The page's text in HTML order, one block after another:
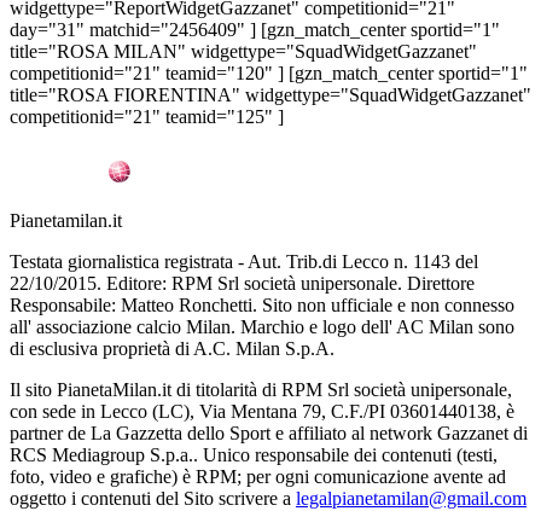
widgettype="ReportWidgetGazzanet" competitionid="21"
day="31" matchid="2456409" ] [gzn_match_center sportid="1"
title="ROSA MILAN" widgettype="SquadWidgetGazzanet"
competitionid="21" teamid="120" ] [gzn_match_center sportid="1"
title="ROSA FIORENTINA" widgettype="SquadWidgetGazzanet"
competitionid="21" teamid="125" ]
Pianetamilan.it
Testata giornalistica registrata - Aut. Trib.di Lecco n. 1143 del
22/10/2015. Editore: RPM Srl società unipersonale. Direttore
Responsabile: Matteo Ronchetti. Sito non ufficiale e non connesso
all' associazione calcio Milan. Marchio e logo dell' AC Milan sono
di esclusiva proprietà di A.C. Milan S.p.A.
Il sito PianetaMilan.it di titolarità di RPM Srl società unipersonale,
con sede in Lecco (LC), Via Mentana 79, C.F./PI 03601440138, è
partner de La Gazzetta dello Sport e affiliato al network Gazzanet di
RCS Mediagroup S.p.a.. Unico responsabile dei contenuti (testi,
foto, video e grafiche) è RPM; per ogni comunicazione avente ad
oggetto i contenuti del Sito scrivere a legalpianetamilan@gmail.com